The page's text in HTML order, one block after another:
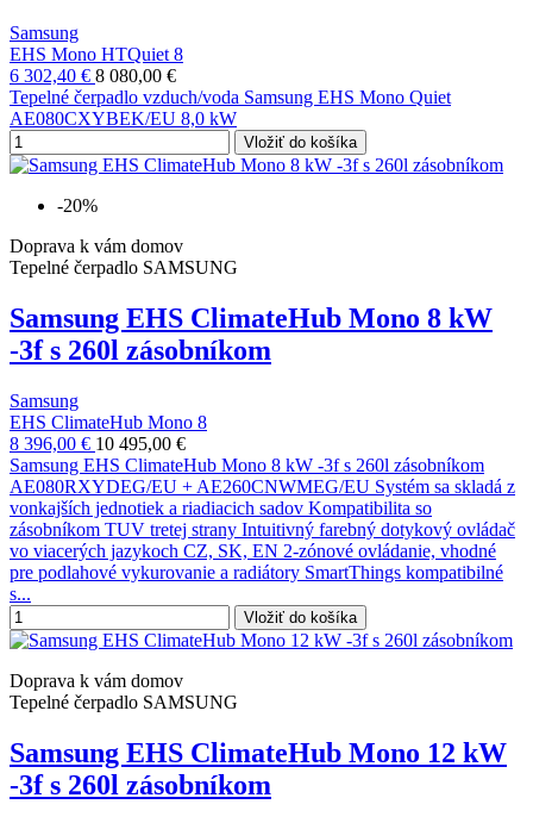
Samsung
EHS Mono HTQuiet 8
6 302,40 € 8 080,00 €
Tepelné čerpadlo vzduch/voda Samsung EHS Mono Quiet
AE080CXYBEK/EU 8,0 kW
Vložiť do košíka
-20%
Doprava k vám domov
Tepelné čerpadlo SAMSUNG
Samsung EHS ClimateHub Mono 8 kW
-3f s 260l zásobníkom
Samsung
EHS ClimateHub Mono 8
8 396,00 € 10 495,00 €
Samsung EHS ClimateHub Mono 8 kW -3f s 260l zásobníkom
AE080RXYDEG/EU + AE260CNWMEG/EU Systém sa skladá z
vonkajších jednotiek a riadiacich sadov Kompatibilita so
zásobníkom TUV tretej strany Intuitivný farebný dotykový ovládač
vo viacerých jazykoch CZ, SK, EN 2-zónové ovládanie, vhodné
pre podlahové vykurovanie a radiátory SmartThings kompatibilné
s...
Vložiť do košíka
Doprava k vám domov
Tepelné čerpadlo SAMSUNG
Samsung EHS ClimateHub Mono 12 kW
-3f s 260l zásobníkom